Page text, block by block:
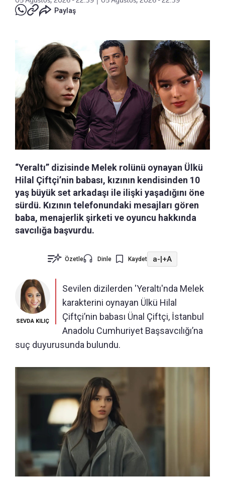
Paylaş
“Yeraltı” dizisinde Melek rolünü oynayan Ülkü
Hilal Çiftçi’nin babası, kızının kendisinden 10
yaş büyük set arkadaşı ile ilişki yaşadığını öne
sürdü. Kızının telefonundaki mesajları gören
baba, menajerlik şirketi ve oyuncu hakkında
savcılığa başvurdu.
Özetle Dinle Kaydet a-|+A
SEVDA KILIÇ
Sevilen dizilerden 'Yeraltı'nda Melek
karakterini oynayan Ülkü Hilal
Çiftçi’nin babası Ünal Çiftçi, İstanbul
Anadolu Cumhuriyet Başsavcılığı’na
suç duyurusunda bulundu.